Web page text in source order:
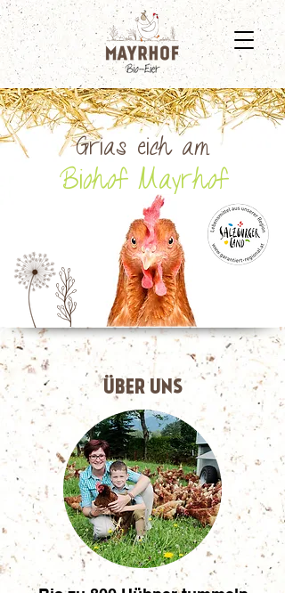
ÜBER UNS
Grias eich am
Biohof Mayrhof